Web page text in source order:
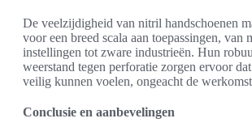
De veelzijdigheid van nitril handschoenen
voor een breed scala aan toepassingen, van
instellingen tot zware industrieën. Hun
weerstand tegen perforatie zorgen ervoor
veilig kunnen voelen, ongeacht de
Conclusie en aanbevelingen